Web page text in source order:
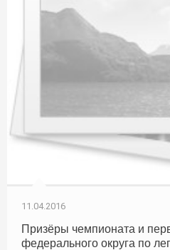
11.04.2016
Призёры чемпионата и
федерального округа по